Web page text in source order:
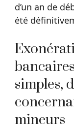
d’un an de
été
simples,
mineurs